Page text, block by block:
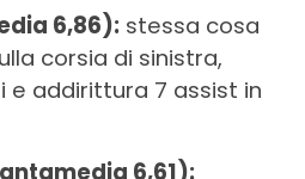
6,86):stessa cosa
corsia di sinistra,
e addirittura 7 assist in
6,61):